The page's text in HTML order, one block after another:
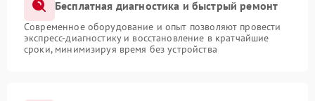
Бесплатная диагностика и быстрый ремонт
Современное оборудование и опыт позволяют провести
экспресс-диагностику и восстановление в кратчайшие
сроки, минимизируя время без устройства